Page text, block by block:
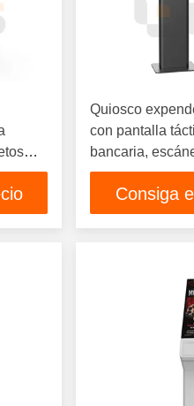
Quiosco
con pantalla
bancaria,
impresora
Consiga